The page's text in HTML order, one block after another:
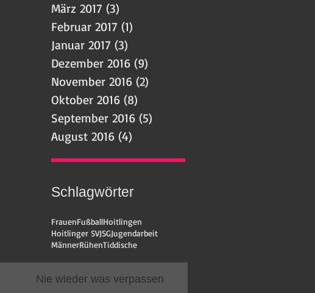
März 2017 (3)
Februar 2017 (1)
Januar 2017 (3)
Dezember 2016 (9)
November 2016 (2)
Oktober 2016 (8)
September 2016 (5)
August 2016 (4)
Schlagwörter
FrauenFußballHoitlingen
Hoitlinger SVJSGJugendarbeit
MännerRühenTiddische
Nie wieder was verpassen